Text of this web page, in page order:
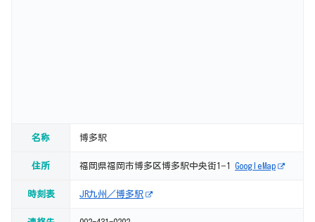
名称 博多駅
住所 福岡県福岡市博多区博多駅中央街1−1 GoogleMap
時刻表 JR九州／博多駅